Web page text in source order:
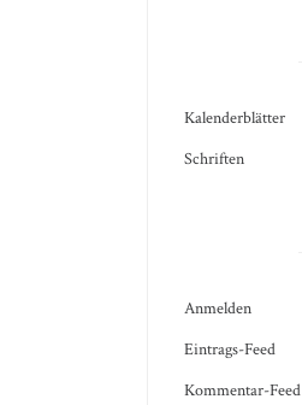
Kalenderblätter
Schriften
Anmelden
Eintrags-Feed
Kommentar-Feed